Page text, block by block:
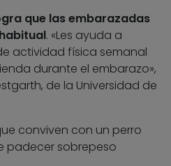
que las embarazadas
. «Les ayuda a
actividad física semanal
durante el embarazo»,
de la Universidad de
conviven con un perro
padecer sobrepeso